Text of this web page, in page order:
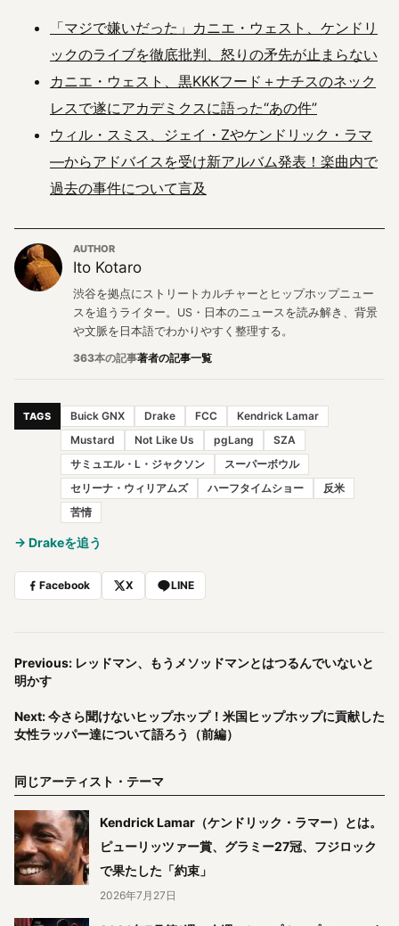
「マジで嫌いだった」カニエ・ウェスト、ケンドリ
ックのライブを徹底批判、怒りの矛先が止まらない
カニエ・ウェスト、黒KKKフード＋ナチスのネック
レスで遂にアカデミクスに語った“あの件”
ウィル・スミス、ジェイ・Zやケンドリック・ラマ
―からアドバイスを受け新アルバム発表！楽曲内で
過去の事件について言及
AUTHOR
Ito Kotaro
渋谷を拠点にストリートカルチャーとヒップホップニュー
スを追うライター。US・日本のニュースを読み解き、背景
や文脈を日本語でわかりやすく整理する。
363本の記事著者の記事一覧
TAGS Buick GNX Drake FCC
Kendrick Lamar
Mustard
Not Like Us pgLang
SZA
サミュエル・L・ジャクソン
スーパーボウル
セリーナ・ウィリアムズ
ハーフタイムショー
反米
苦情
→ Drakeを追う
Facebook X LINE
Previous: レッドマン、もうメソッドマンとはつるんでいないと
明かす
Next: 今さら聞けないヒップホップ！米国ヒップホップに貢献した
女性ラッパー達について語ろう（前編）
同じアーティスト・テーマ
Kendrick Lamar（ケンドリック・ラマー）とは。
ピューリッツァー賞、グラミー27冠、フジロック
で果たした「約束」
2026年7月27日